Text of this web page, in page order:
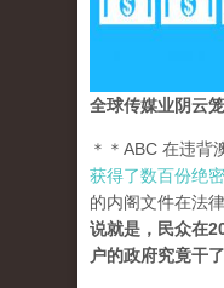
全球传媒业阴云
＊＊ABC 在违背
获得了数百份绝
的内阁文件在法
说就是，民众在
户的政府究竟干了